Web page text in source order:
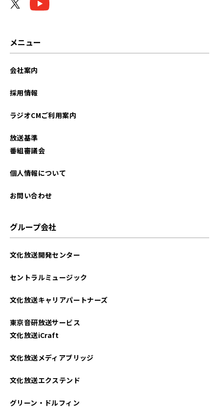
メニュー
会社案内
採用情報
ラジオCMご利用案内
放送基準
番組審議会
個人情報について
お問い合わせ
グループ会社
文化放送開発センター
セントラルミュージック
文化放送キャリアパートナーズ
東京音研放送サービス
文化放送iCraft
文化放送メディアブリッジ
文化放送エクステンド
グリーン・ドルフィン